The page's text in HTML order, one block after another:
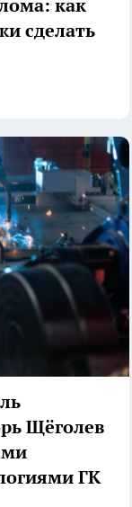
как
сделать
Щёголев
ГК